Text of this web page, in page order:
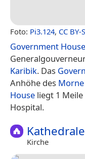
Foto: Pi3.124, CC BY-
Government House
Karibik. Das
Anhöhe des
House liegt 1
Hospital.
Kirche